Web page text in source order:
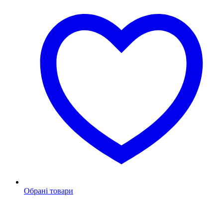
Обрані товари